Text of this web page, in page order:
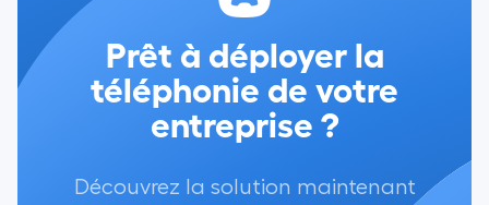
Prêt à déployer la
téléphonie de votre
entreprise ?
Découvrez la solution maintenant